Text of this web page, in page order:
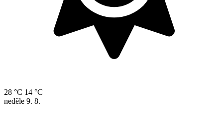
28 °C 14 °C
neděle 9. 8.